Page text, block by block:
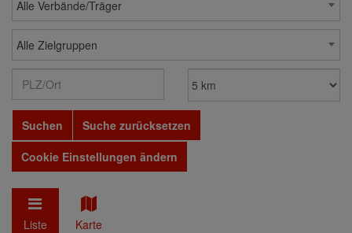
Alle Verbände/Träger
Alle Zielgruppen
Suchen
Suche zurücksetzen
Cookie Einstellungen ändern
Liste Karte